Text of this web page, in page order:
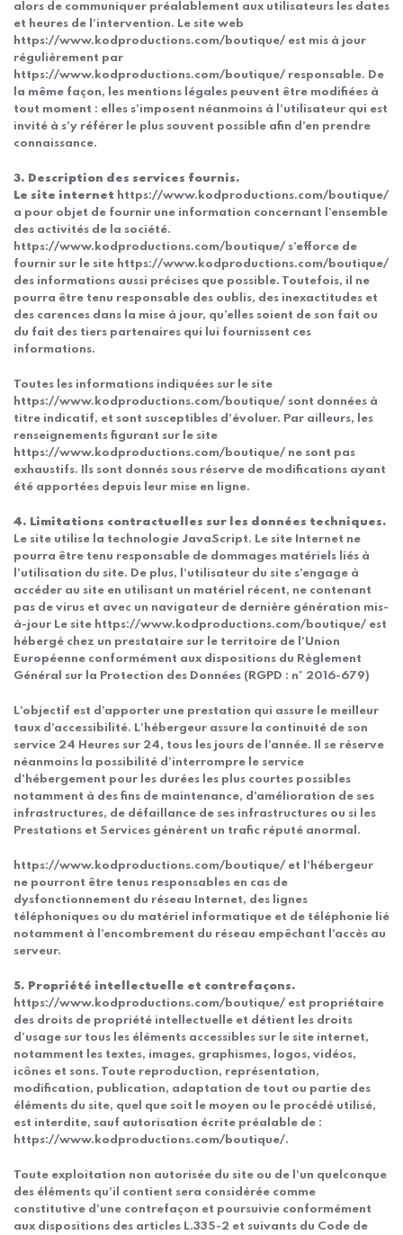
alors de communiquer préalablement aux utilisateurs les dates
et heures de l’intervention. Le site web
https://www.kodproductions.com/boutique/ est mis à jour
régulièrement par
https://www.kodproductions.com/boutique/ responsable. De
la même façon, les mentions légales peuvent être modifiées à
tout moment : elles s’imposent néanmoins à l’utilisateur qui est
invité à s’y référer le plus souvent possible afin d’en prendre
connaissance.
3. Description des services fournis.
Le site internet https://www.kodproductions.com/boutique/
a pour objet de fournir une information concernant l’ensemble
des activités de la société.
https://www.kodproductions.com/boutique/ s’efforce de
fournir sur le site https://www.kodproductions.com/boutique/
des informations aussi précises que possible. Toutefois, il ne
pourra être tenu responsable des oublis, des inexactitudes et
des carences dans la mise à jour, qu’elles soient de son fait ou
du fait des tiers partenaires qui lui fournissent ces
informations.
Toutes les informations indiquées sur le site
https://www.kodproductions.com/boutique/ sont données à
titre indicatif, et sont susceptibles d’évoluer. Par ailleurs, les
renseignements figurant sur le site
https://www.kodproductions.com/boutique/ ne sont pas
exhaustifs. Ils sont donnés sous réserve de modifications ayant
été apportées depuis leur mise en ligne.
4. Limitations contractuelles sur les données techniques.
Le site utilise la technologie JavaScript. Le site Internet ne
pourra être tenu responsable de dommages matériels liés à
l’utilisation du site. De plus, l’utilisateur du site s’engage à
accéder au site en utilisant un matériel récent, ne contenant
pas de virus et avec un navigateur de dernière génération mis-
à-jour Le site https://www.kodproductions.com/boutique/ est
hébergé chez un prestataire sur le territoire de l’Union
Européenne conformément aux dispositions du Règlement
Général sur la Protection des Données (RGPD : n° 2016-679)
L’objectif est d’apporter une prestation qui assure le meilleur
taux d’accessibilité. L’hébergeur assure la continuité de son
service 24 Heures sur 24, tous les jours de l’année. Il se réserve
néanmoins la possibilité d’interrompre le service
d’hébergement pour les durées les plus courtes possibles
notamment à des fins de maintenance, d’amélioration de ses
infrastructures, de défaillance de ses infrastructures ou si les
Prestations et Services génèrent un trafic réputé anormal.
https://www.kodproductions.com/boutique/ et l’hébergeur
ne pourront être tenus responsables en cas de
dysfonctionnement du réseau Internet, des lignes
téléphoniques ou du matériel informatique et de téléphonie lié
notamment à l’encombrement du réseau empêchant l’accès au
serveur.
5. Propriété intellectuelle et contrefaçons.
https://www.kodproductions.com/boutique/ est propriétaire
des droits de propriété intellectuelle et détient les droits
d’usage sur tous les éléments accessibles sur le site internet,
notamment les textes, images, graphismes, logos, vidéos,
icônes et sons. Toute reproduction, représentation,
modification, publication, adaptation de tout ou partie des
éléments du site, quel que soit le moyen ou le procédé utilisé,
est interdite, sauf autorisation écrite préalable de :
https://www.kodproductions.com/boutique/.
Toute exploitation non autorisée du site ou de l’un quelconque
des éléments qu’il contient sera considérée comme
constitutive d’une contrefaçon et poursuivie conformément
aux dispositions des articles L.335-2 et suivants du Code de